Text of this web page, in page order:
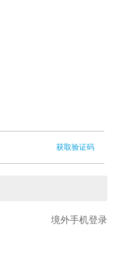
获取验证码
境外手机登录